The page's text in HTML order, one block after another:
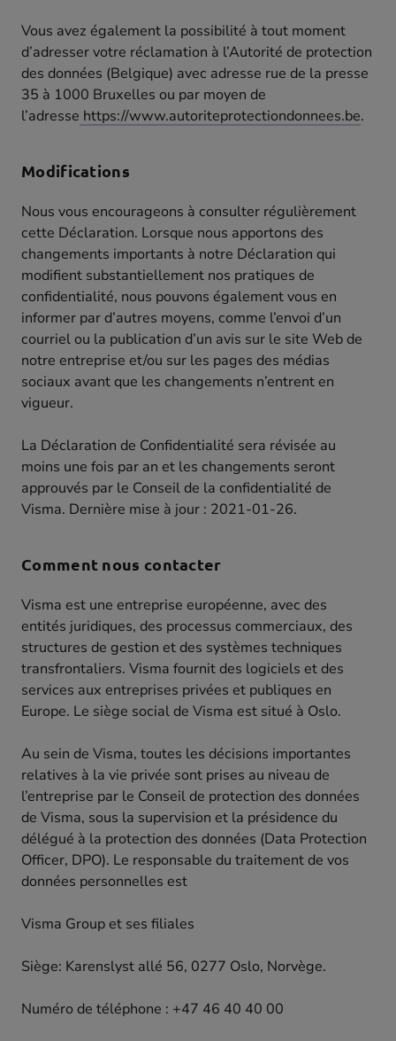
Vous avez également la possibilité à tout moment
d’adresser votre réclamation à l’Autorité de protection
des données (Belgique) avec adresse rue de la presse
35 à 1000 Bruxelles ou par moyen de
l’adresse https://www.autoriteprotectiondonnees.be.
Modifications
Nous vous encourageons à consulter régulièrement
cette Déclaration. Lorsque nous apportons des
changements importants à notre Déclaration qui
modifient substantiellement nos pratiques de
confidentialité, nous pouvons également vous en
informer par d’autres moyens, comme l’envoi d’un
courriel ou la publication d’un avis sur le site Web de
notre entreprise et/ou sur les pages des médias
sociaux avant que les changements n’entrent en
vigueur.
La Déclaration de Confidentialité sera révisée au
moins une fois par an et les changements seront
approuvés par le Conseil de la confidentialité de
Visma. Dernière mise à jour : 2021-01-26.
Comment nous contacter
Visma est une entreprise européenne, avec des
entités juridiques, des processus commerciaux, des
structures de gestion et des systèmes techniques
transfrontaliers. Visma fournit des logiciels et des
services aux entreprises privées et publiques en
Europe. Le siège social de Visma est situé à Oslo.
Au sein de Visma, toutes les décisions importantes
relatives à la vie privée sont prises au niveau de
l’entreprise par le Conseil de protection des données
de Visma, sous la supervision et la présidence du
délégué à la protection des données (Data Protection
Officer, DPO). Le responsable du traitement de vos
données personnelles est
Visma Group et ses filiales
Siège: Karenslyst allé 56, 0277 Oslo, Norvège.
Numéro de téléphone : +47 46 40 40 00